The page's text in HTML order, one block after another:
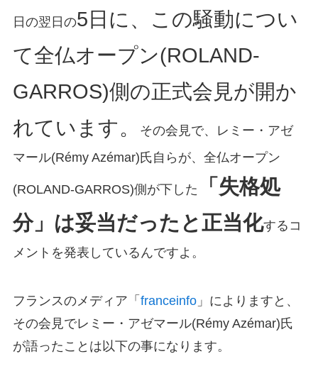
日の翌日の5日に、この騒動につい
て全仏オープン(ROLAND-
GARROS)側の正式会見が開か
れています。
その会見で、レミー・アゼ
マール(Rémy Azémar)氏自らが、全仏オープン
(ROLAND-GARROS)側が下した
「失格処
分」は妥当だったと正当化するコ
メントを発表しているんですよ。
フランスのメディア「 franceinfo」によりますと、
その会見でレミー・アゼマール(Rémy Azémar)氏
が語ったことは以下の事になります。